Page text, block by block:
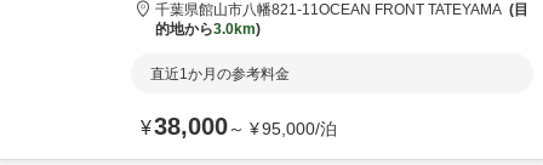
千葉県館山市八幡821-11OCEAN FRONT TATEYAMA
目
的地から3.0km
直近1か月の参考料金
¥38,000～ ¥95,000/泊